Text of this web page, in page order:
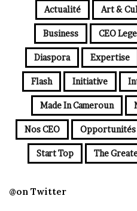
Actualité Art &
Business CEO
Diaspora Expertise
Flash Initiative
Made In Cameroun
Nos CEO Opportunités
Start Top The
@on Twitter